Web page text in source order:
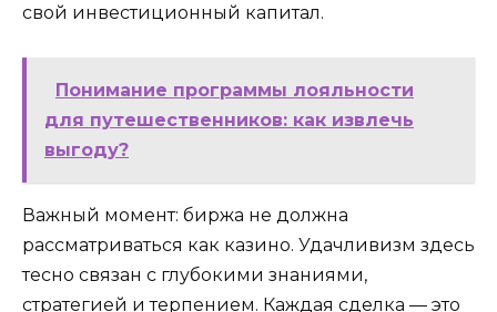
свой инвестиционный капитал.
Понимание программы лояльности
для путешественников: как извлечь
выгоду?
Важный момент: биржа не должна
рассматриваться как казино. Удачливизм здесь
тесно связан с глубокими знаниями,
стратегией и терпением. Каждая сделка — это